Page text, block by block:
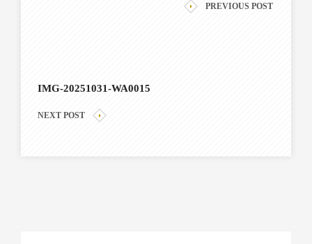
PREVIOUS POST
IMG-20251031-WA0015
NEXT POST